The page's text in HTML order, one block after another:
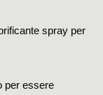
spray per
per essere